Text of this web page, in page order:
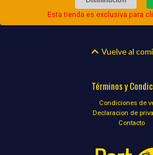
Esta tienda es exclusiva para
Vuelve al
Términos y
Condiciones de
Declaracion de
Contacto